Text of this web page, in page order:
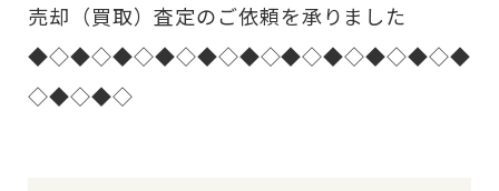
売却（買取）査定のご依頼を承りました
◆◇◆◇◆◇◆◇◆◇◆◇◆◇◆◇◆◇◆◇◆
◇◆◇◆◇